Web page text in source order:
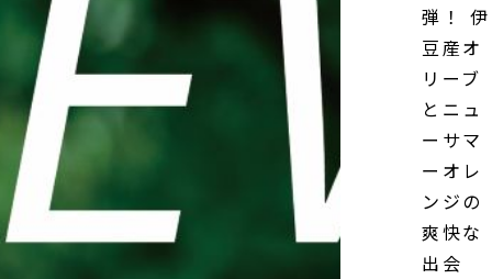
弾！ 伊
豆産オ
リーブ
とニュ
ーサマ
ーオレ
ンジの
爽快な
出会